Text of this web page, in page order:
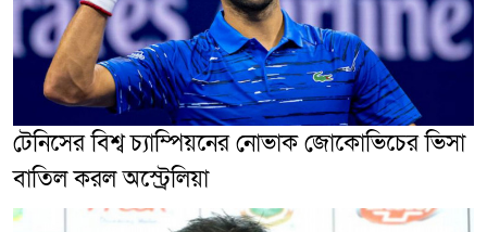
টেনিসের বিশ্ব চ্যাম্পিয়নের নোভাক জোকোভিচের ভিসা
বাতিল করল অস্ট্রেলিয়া